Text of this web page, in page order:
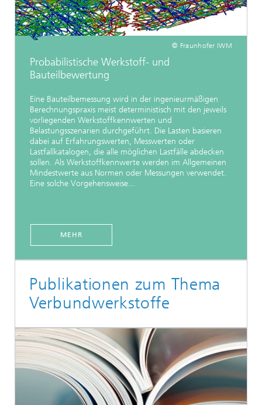
© Fraunhofer IWM
Probabilistische Werkstoff- und
Bauteilbewertung
Eine Bauteilbemessung wird in der ingenieurmäßigen
Berechnungspraxis meist deterministisch mit den jeweils
vorliegenden Werkstoffkennwerten und
Belastungsszenarien durchgeführt. Die Lasten basieren
dabei auf Erfahrungswerten, Messwerten oder
Lastfallkatalogen, die alle möglichen Lastfälle abdecken
sollen. Als Werkstoffkennwerte werden im Allgemeinen
Mindestwerte aus Normen oder Messungen verwendet.
Eine solche Vorgehensweise...
MEHR
Publikationen zum Thema
Verbundwerkstoffe